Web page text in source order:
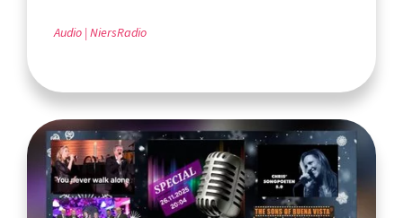
Audio NiersRadio